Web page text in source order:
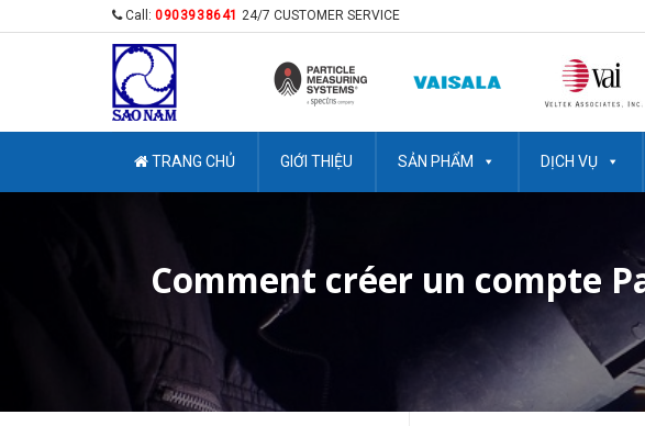
Call: 0903938641 24/7 CUSTOMER SERVICE
TRANG CHỦ GIỚI THIỆU SẢN PHẨM DỊCH VỤ
Comment créer un compte